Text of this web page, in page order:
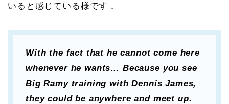
いると感じている様です．
With the fact that he cannot come here
whenever he wants… Because you see
Big Ramy training with Dennis James,
they could be anywhere and meet up.